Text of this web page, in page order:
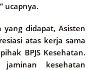
ucapnya.
didapat, Asisten
atas kerja sama
BPJS Kesehatan.
jaminan kesehatan